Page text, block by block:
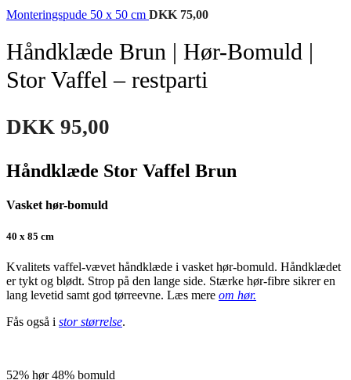
Monteringspude 50 x 50 cm DKK 75,00
Håndklæde Brun | Hør-Bomuld |
Stor Vaffel – restparti
DKK 95,00
Håndklæde Stor Vaffel Brun
Vasket hør-bomuld
40 x 85 cm
Kvalitets vaffel-vævet håndklæde i vasket hør-bomuld. Håndklædet
er tykt og blødt. Strop på den lange side. Stærke hør-fibre sikrer en
lang levetid samt god tørreevne. Læs mere om hør.
Fås også i stor størrelse.
52% hør 48% bomuld